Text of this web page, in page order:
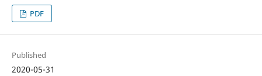
PDF
Published
2020-05-31